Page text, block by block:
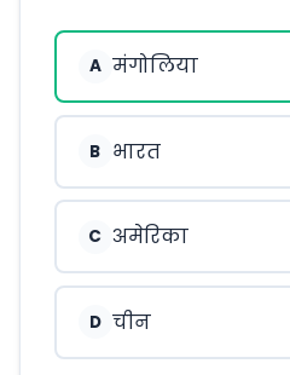
A मंगोलिया
B भारत
C अमेरिका
D चीन